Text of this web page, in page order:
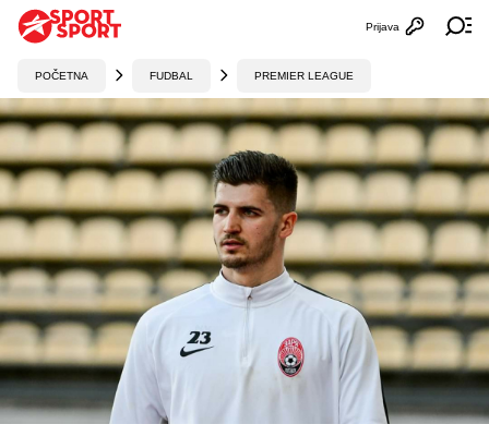
Otvori
Prijava
POČETNA FUDBAL PREMIER LEAGUE